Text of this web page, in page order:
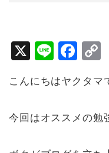
X
Li
e
F
c
b
o
n
こんにちはヤクタマ
今回はオススメの勉